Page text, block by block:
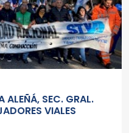
ALEÑÁ, SEC. GRAL.
VIALES